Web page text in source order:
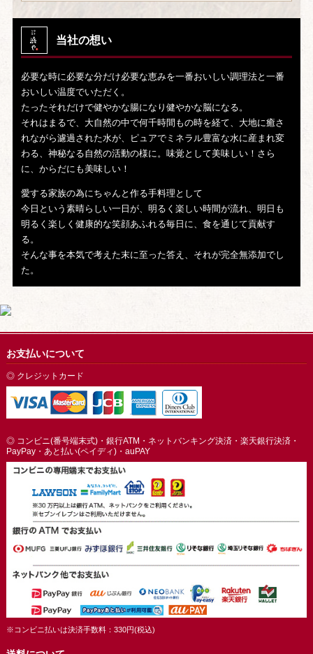
当社の想い
必要な時に必要な分だけ必要な恵みを一番おいしい調理法と一番
おいしい温度でいただく。
たったそれだけで健やかな腸になり健やかな脳になる。
それはまるで、大自然の中で何千時間もの時を経て、大地に癒さ
れながら濾過された水が、ピュアでミネラル豊富な水に産まれ変
わる、神秘なる自然の活動の様に。味覚として美味しい！さら
に、からだにも美味しい！
愛する家族の為にちゃんと作る手料理として
今日という素晴らしい一日が、明るく楽しい時間が流れ、明日も
明るく楽しく健康的な笑顔あふれる毎日に、食を通じて貢献す
る。
そんな事を本気で考えた末に至った答え、それが完全無添加でし
た。
お支払いについて
◎ クレジットカード
◎ コンビニ(番号端末式)・銀行ATM・ネットバンキング決済・楽天銀行決済・
PayPay・あと払い(ペイディ)・auPAY
※コンビニ払いは決済手数料：330円(税込)